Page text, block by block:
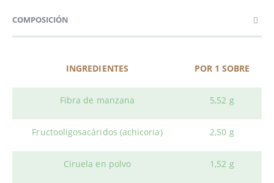
COMPOSICIÓN
INGREDIENTES POR 1 SOBRE
Fibra de manzana 5,52 g
Fructooligosacáridos (achicoria) 2,50 g
Ciruela en polvo 1,52 g